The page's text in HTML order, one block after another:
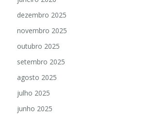
dezembro 2025
novembro 2025
outubro 2025
setembro 2025
agosto 2025
julho 2025
junho 2025